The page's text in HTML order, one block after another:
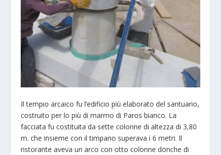
Il tempio arcaico fu l’edificio più elaborato del santuario,
costruito per lo più di marmo di Paros bianco. La
facciata fu costituita da sette colonne di altezza di 3,80
m. che insieme con il timpano superava i 6 metri. Il
ristorante aveva un arco con otto colonne doriche di